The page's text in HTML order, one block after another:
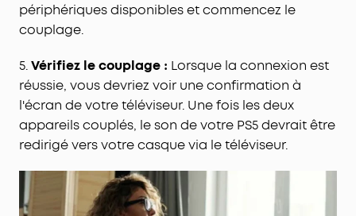
périphériques disponibles et commencez le
couplage.
5.Vérifiez le couplage : Lorsque la connexion est
réussie, vous devriez voir une confirmation à
l'écran de votre téléviseur. Une fois les deux
appareils couplés, le son de votre PS5 devrait être
redirigé vers votre casque via le téléviseur.